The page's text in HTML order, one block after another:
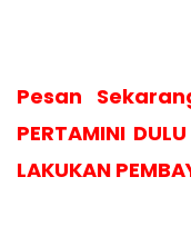
Pesan
PERTAMINI
LAKUKAN